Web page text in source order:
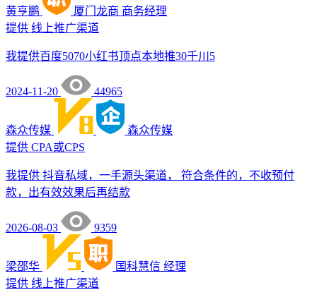
黄亨鹏 厦门龙商 商务经理
提供 线上推广渠道
我提供百度5070小红书顶点本地推30千川5
2024-11-20 44965
森众传媒
森众传媒
提供 CPA或CPS
我提供 抖音私域，一手源头渠道， 符合条件的，不收预付
款，出有效效果后再结款
2026-08-03 9359
梁邵华 国科慧信 经理
提供 线上推广渠道